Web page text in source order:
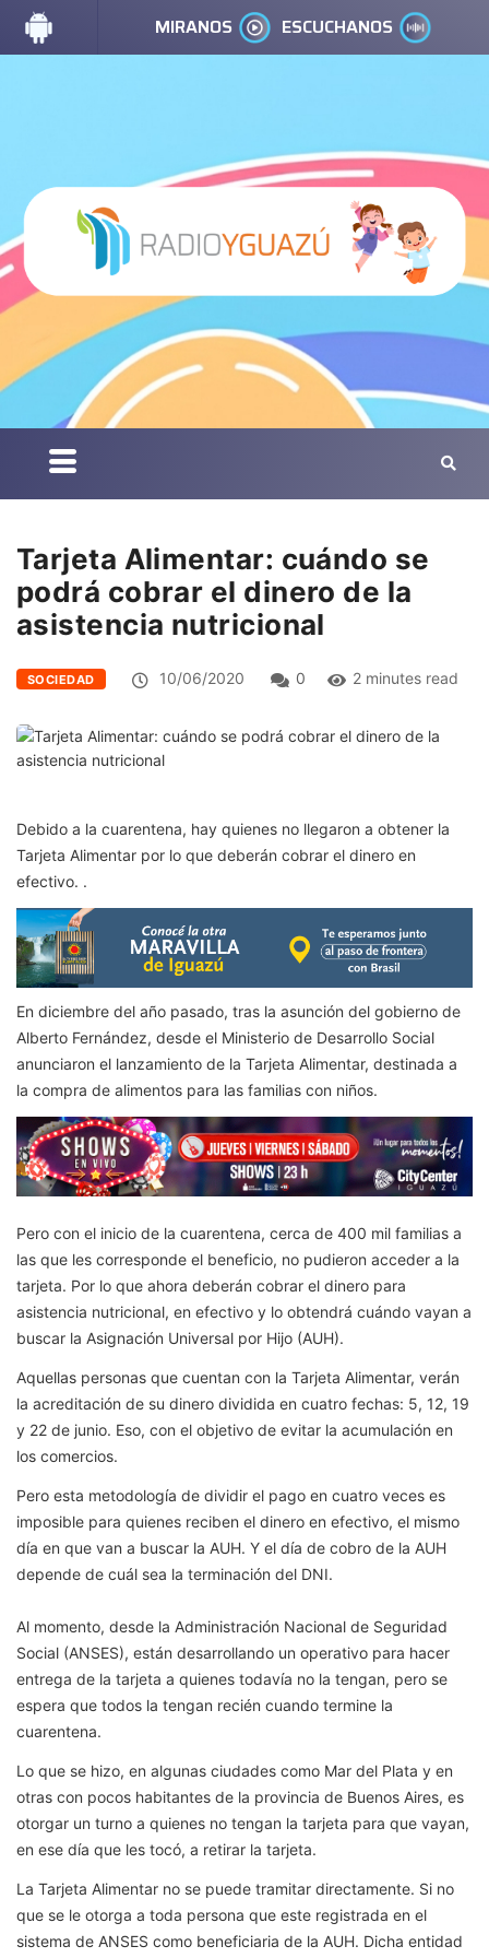
MIRANOS ESCUCHANOS
Tarjeta Alimentar: cuándo se
podrá cobrar el dinero de la
asistencia nutricional
SOCIEDAD 10/06/2020 0 2 minutes read
Debido a la cuarentena, hay quienes no llegaron a obtener la
Tarjeta Alimentar por lo que deberán cobrar el dinero en
efectivo. .
En diciembre del año pasado, tras la asunción del gobierno de
Alberto Fernández, desde el Ministerio de Desarrollo Social
anunciaron el lanzamiento de la Tarjeta Alimentar, destinada a
la compra de alimentos para las familias con niños.
Pero con el inicio de la cuarentena, cerca de 400 mil familias a
las que les corresponde el beneficio, no pudieron acceder a la
tarjeta. Por lo que ahora deberán cobrar el dinero para
asistencia nutricional, en efectivo y lo obtendrá cuándo vayan a
buscar la Asignación Universal por Hijo (AUH).
Aquellas personas que cuentan con la Tarjeta Alimentar, verán
la acreditación de su dinero dividida en cuatro fechas: 5, 12, 19
y 22 de junio. Eso, con el objetivo de evitar la acumulación en
los comercios.
Pero esta metodología de dividir el pago en cuatro veces es
imposible para quienes reciben el dinero en efectivo, el mismo
día en que van a buscar la AUH. Y el día de cobro de la AUH
depende de cuál sea la terminación del DNI.
Al momento, desde la Administración Nacional de Seguridad
Social (ANSES), están desarrollando un operativo para hacer
entrega de la tarjeta a quienes todavía no la tengan, pero se
espera que todos la tengan recién cuando termine la
cuarentena.
Lo que se hizo, en algunas ciudades como Mar del Plata y en
otras con pocos habitantes de la provincia de Buenos Aires, es
otorgar un turno a quienes no tengan la tarjeta para que vayan,
en ese día que les tocó, a retirar la tarjeta.
La Tarjeta Alimentar no se puede tramitar directamente. Si no
que se le otorga a toda persona que este registrada en el
sistema de ANSES como beneficiaria de la AUH. Dicha entidad